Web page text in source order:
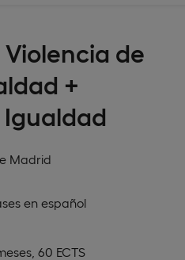
de
+
Madrid
en español
60 ECTS